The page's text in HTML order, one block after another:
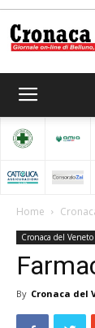
Home
Cronaca del Veneto
By Cronaca del